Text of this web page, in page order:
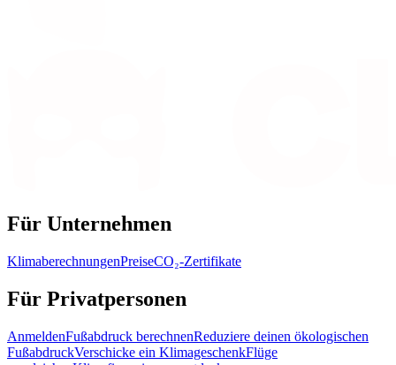
Für Unternehmen
KlimaberechnungenPreiseCO₂-Zertifikate
Für Privatpersonen
AnmeldenFußabdruck berechnenReduziere deinen ökologischen
FußabdruckVerschicke ein KlimageschenkFlüge